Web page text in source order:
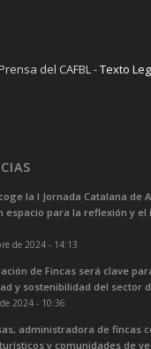
del CAFBL -Texto
la I Jornada Catalana de
espacio para la reflexión y
de 2024 - 14:13
de Fincas será clave
y sostenibilidad del sector
2024 - 10:36
administradora de fincas
y comunidades de